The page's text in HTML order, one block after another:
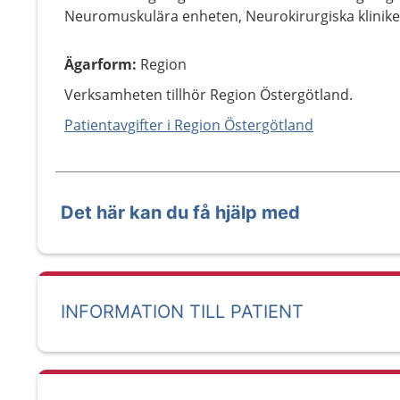
Neuromuskulära enheten, Neurokirurgiska
Ägarform: Region
Verksamheten tillhör Region Östergötland.
Patientavgifter i Region Östergötland
Det här kan du få hjälp med
INFORMATION TILL PATIENT